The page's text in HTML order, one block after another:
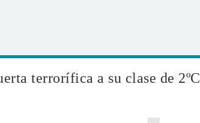
terrorífica a su clase de 2ºC